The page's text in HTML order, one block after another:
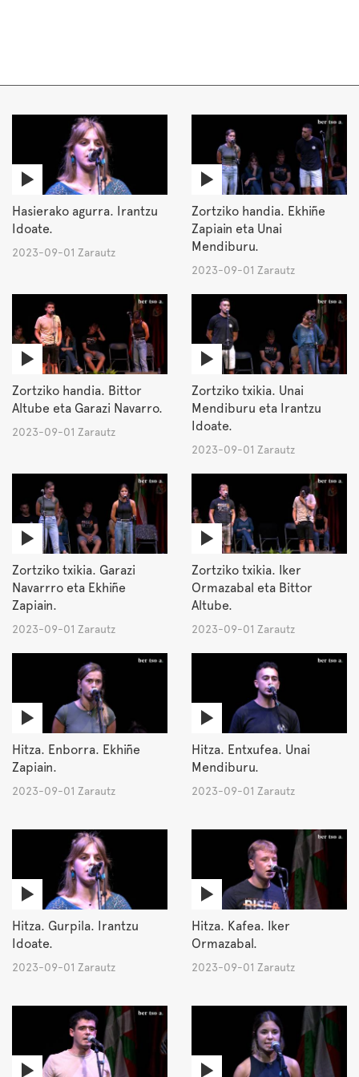
Hasierako agurra. Irantzu
Idoate.
2023-09-01 Zarautz
Zortziko handia. Ekhiñe
Zapiain eta Unai
Mendiburu.
2023-09-01 Zarautz
Zortziko handia. Bittor
Altube eta Garazi Navarro.
2023-09-01 Zarautz
Zortziko txikia. Unai
Mendiburu eta Irantzu
Idoate.
2023-09-01 Zarautz
Zortziko txikia. Garazi
Navarrro eta Ekhiñe
Zapiain.
2023-09-01 Zarautz
Zortziko txikia. Iker
Ormazabal eta Bittor
Altube.
2023-09-01 Zarautz
Hitza. Enborra. Ekhiñe
Zapiain.
2023-09-01 Zarautz
Hitza. Entxufea. Unai
Mendiburu.
2023-09-01 Zarautz
Hitza. Gurpila. Irantzu
Idoate.
2023-09-01 Zarautz
Hitza. Kafea. Iker
Ormazabal.
2023-09-01 Zarautz